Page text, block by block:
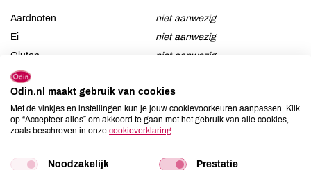
Aardnoten
niet aanwezig
Ei
niet aanwezig
Gluten
niet aanwezig
Lactose
Lupine
niet aanwezig
Mosterd
niet aanwezig
Noten
niet aanwezig
Selderij
aanwezig
Odin.nl maakt gebruik van cookies
Met de vinkjes en instellingen kun je jouw cookievoorkeuren aanpassen. Klik
op “Accepteer alles” om akkoord te gaan met het gebruik van alle cookies,
zoals beschreven in onze cookieverklaring
Noodzakelijk Prestatie